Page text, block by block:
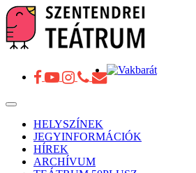
Toggle
navigationHELYSZÍNEK
JEGYINFORMÁCIÓK
HÍREK
ARCHÍVUM